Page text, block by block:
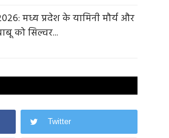
मध्य प्रदेश के यामिनी मौर्य और
को सिल्वर...
Twitter